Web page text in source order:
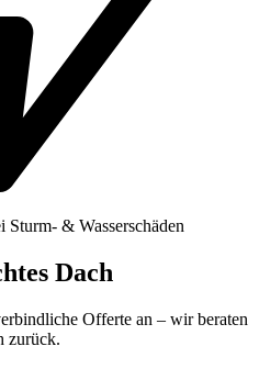
Sturm- & Wasserschäden
Dach
Offerte an – wir beraten
zurück.